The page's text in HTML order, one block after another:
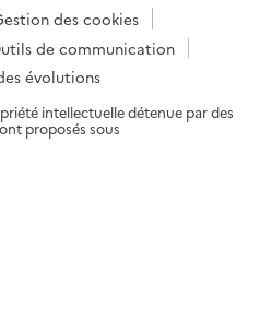
des cookies
de communication
évolutions
intellectuelle détenue par des
proposés sous